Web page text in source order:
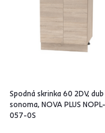
Spodná skrinka 60 2DV, dub
sonoma, NOVA PLUS NOPL-
057-0S